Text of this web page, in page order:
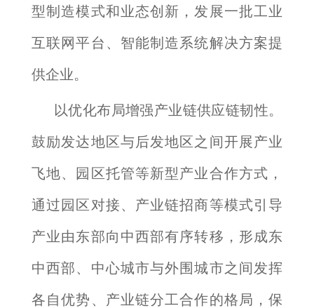
型制造模式和业态创新，发展一批工业
互联网平台、智能制造系统解决方案提
供企业。
以优化布局增强产业链供应链韧性。
鼓励发达地区与后发地区之间开展产业
飞地、园区托管等新型产业合作方式，
通过园区对接、产业链招商等模式引导
产业由东部向中西部有序转移，形成东
中西部、中心城市与外围城市之间发挥
各自优势、产业链分工合作的格局，保